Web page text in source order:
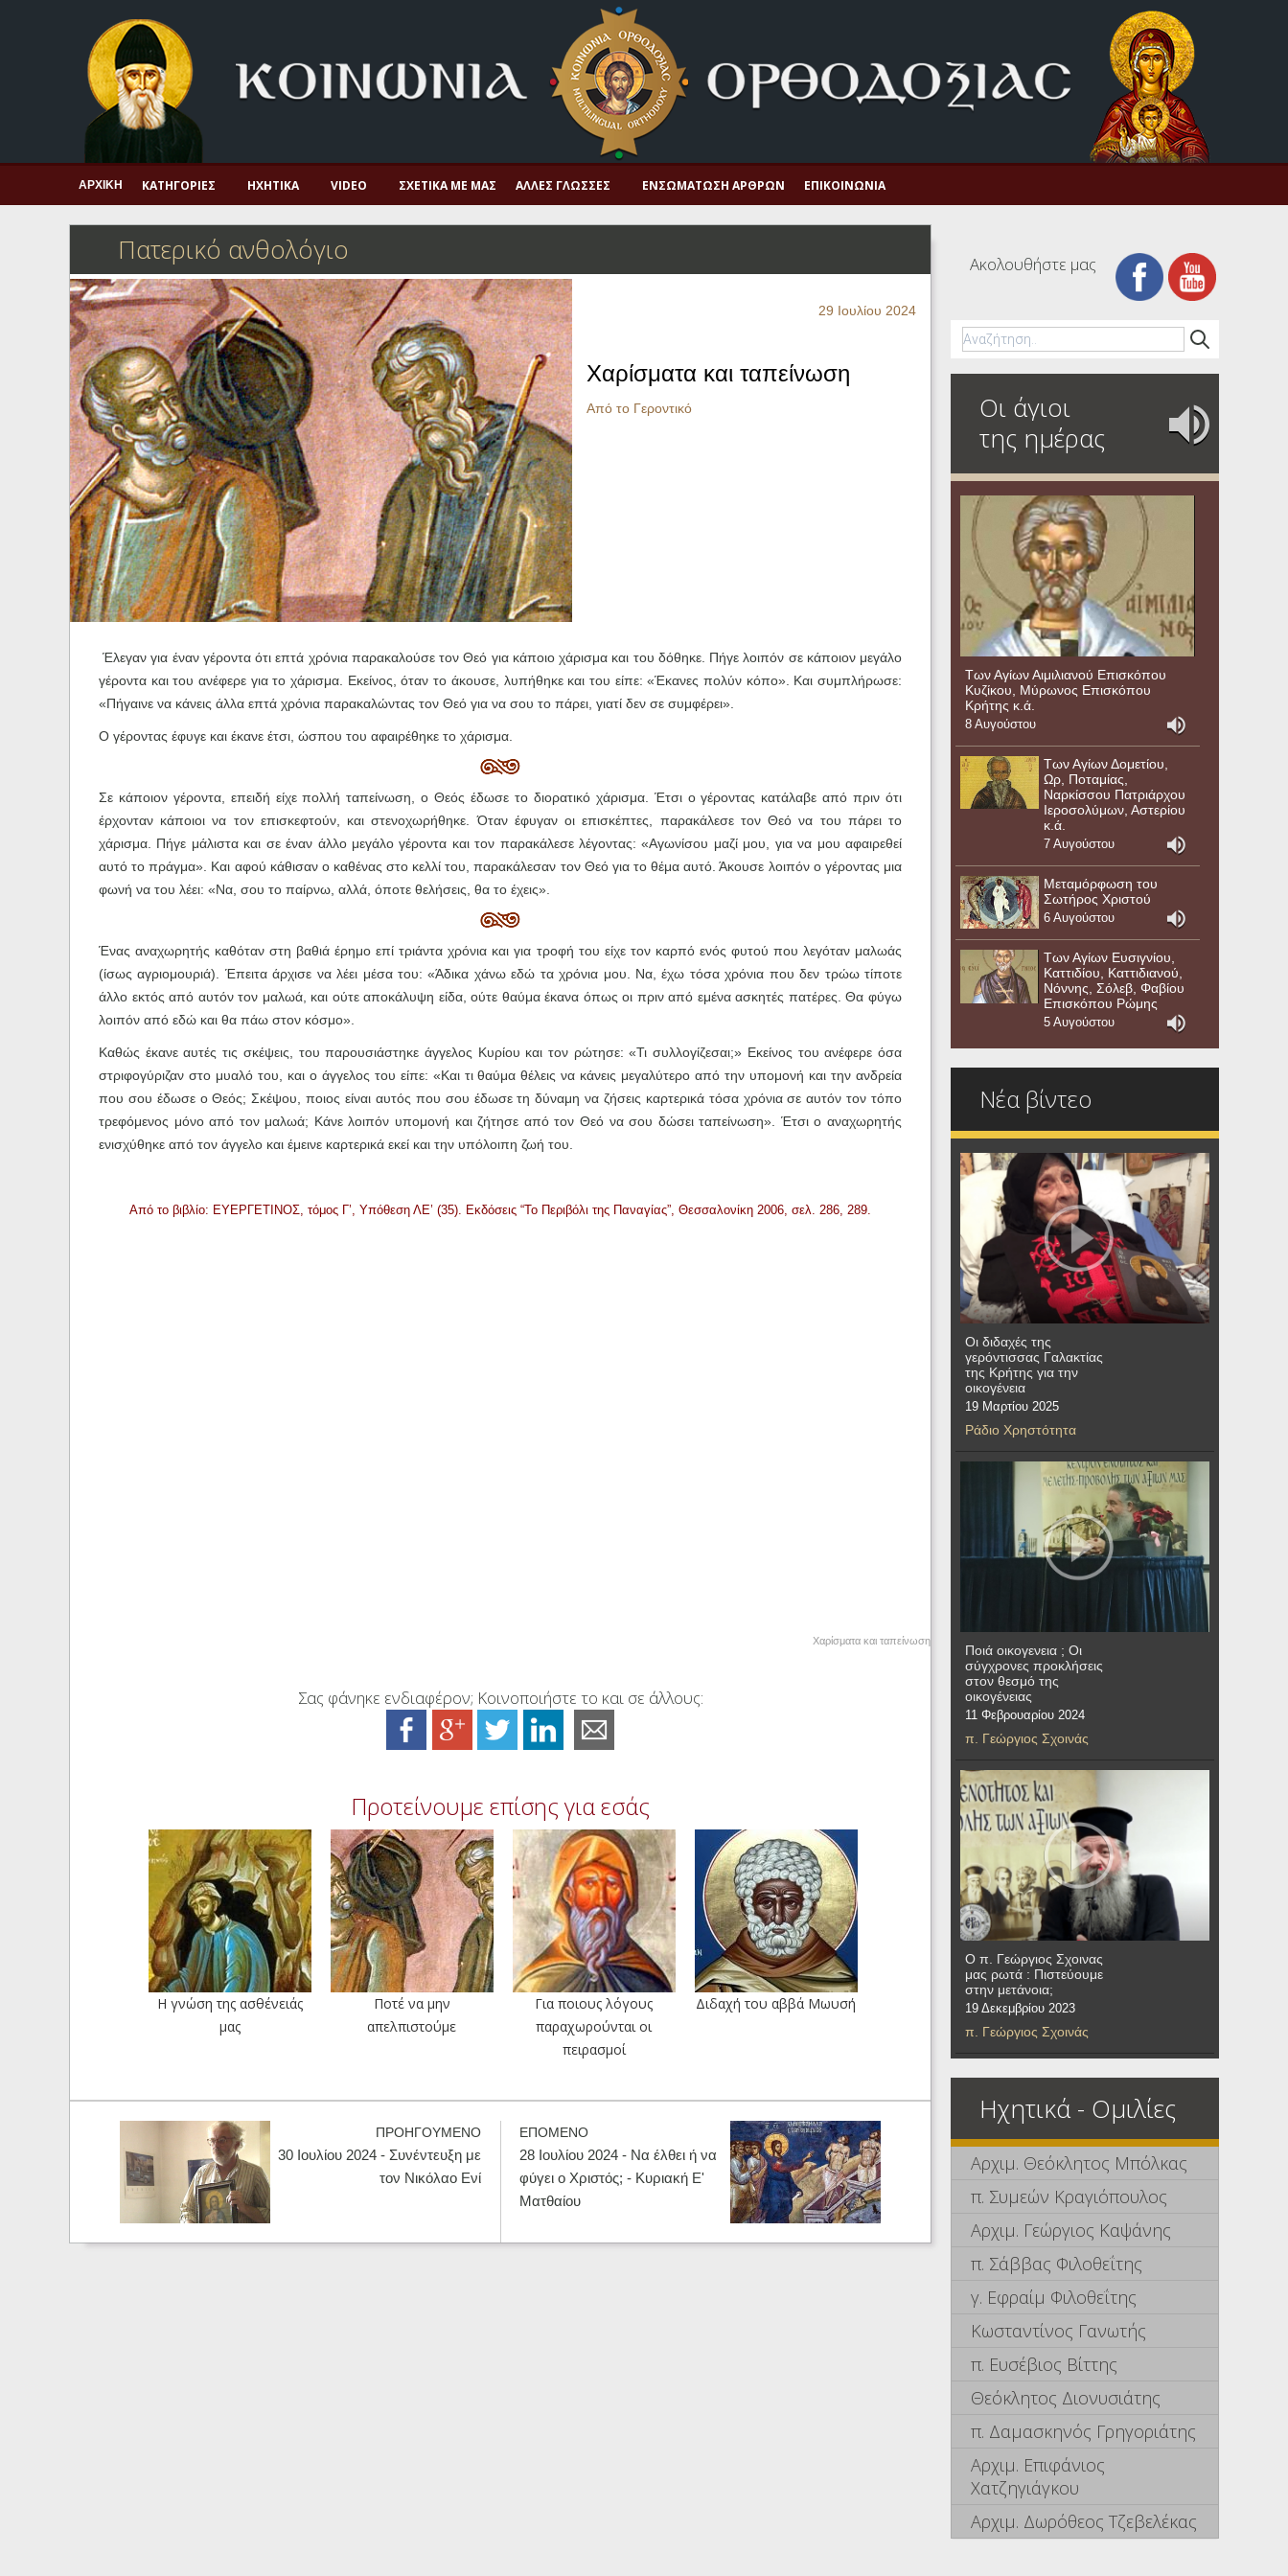
Πνευματική ζωή
Μαρτυρία και διδαχή
Λατρεία και προσευχή
Αγιολόγιο – Εορτολόγιο
Η πίστη στην εποχή μας
Ορθόδοξη οικογένεια
Ορθόδοξο προσκυνητάριο
Σκέψεις-προβληματισμοί
ΑΡΧΙΚΉ ΚΑΤΗΓΟΡΊΕΣ ΗΧΗΤΙΚΆ VIDEO ΣΧΕΤΙΚΆ ΜΕ ΜΑΣ ΆΛΛΕΣ ΓΛΏΣΣΕΣ ΕΝΣΩΜΆΤΩΣΗ ΆΡΘΡΩΝ ΕΠΙΚΟΙΝΩΝΊΑ
Πατερικό ανθολόγιο
29 Ιουλίου 2024
Χαρίσματα και ταπείνωση
Από το Γεροντικό
Έλεγαν για έναν γέροντα ότι επτά χρόνια παρακαλούσε τον Θεό για κάποιο χάρισμα και του δόθηκε. Πήγε λοιπόν σε κάποιον μεγάλο
γέροντα και του ανέφερε για το χάρισμα. Εκείνος, όταν το άκουσε, λυπήθηκε και του είπε: «Έκανες πολύν κόπο». Και συμπλήρωσε:
«Πήγαινε να κάνεις άλλα επτά χρόνια παρακαλώντας τον Θεό για να σου το πάρει, γιατί δεν σε συμφέρει».
Ο γέροντας έφυγε και έκανε έτσι, ώσπου του αφαιρέθηκε το χάρισμα.
Σε κάποιον γέροντα, επειδή είχε πολλή ταπείνωση, ο Θεός έδωσε το διορατικό χάρισμα. Έτσι ο γέροντας κατάλαβε από πριν ότι
έρχονταν κάποιοι να τον επισκεφτούν, και στενοχωρήθηκε. Όταν έφυγαν οι επισκέπτες, παρακάλεσε τον Θεό να του πάρει το
χάρισμα. Πήγε μάλιστα και σε έναν άλλο μεγάλο γέροντα και τον παρακάλεσε λέγοντας: «Αγωνίσου μαζί μου, για να μου αφαιρεθεί
αυτό το πράγμα». Και αφού κάθισαν ο καθένας στο κελλί του, παρακάλεσαν τον Θεό για το θέμα αυτό. Άκουσε λοιπόν ο γέροντας μια
φωνή να του λέει: «Να, σου το παίρνω, αλλά, όποτε θελήσεις, θα το έχεις».
Ένας αναχωρητής καθόταν στη βαθιά έρημο επί τριάντα χρόνια και για τροφή του είχε τον καρπό ενός φυτού που λεγόταν μαλωάς
(ίσως αγριομουριά). Έπειτα άρχισε να λέει μέσα του: «Άδικα χάνω εδώ τα χρόνια μου. Να, έχω τόσα χρόνια που δεν τρώω τίποτε
άλλο εκτός από αυτόν τον μαλωά, και ούτε αποκάλυψη είδα, ούτε θαύμα έκανα όπως οι πριν από εμένα ασκητές πατέρες. Θα φύγω
λοιπόν από εδώ και θα πάω στον κόσμο».
Καθώς έκανε αυτές τις σκέψεις, του παρουσιάστηκε άγγελος Κυρίου και τον ρώτησε: «Τι συλλογίζεσαι;» Εκείνος του ανέφερε όσα
στριφογύριζαν στο μυαλό του, και ο άγγελος του είπε: «Και τι θαύμα θέλεις να κάνεις μεγαλύτερο από την υπομονή και την ανδρεία
που σου έδωσε ο Θεός; Σκέψου, ποιος είναι αυτός που σου έδωσε τη δύναμη να ζήσεις καρτερικά τόσα χρόνια σε αυτόν τον τόπο
τρεφόμενος μόνο από τον μαλωά; Κάνε λοιπόν υπομονή και ζήτησε από τον Θεό να σου δώσει ταπείνωση». Έτσι ο αναχωρητής
ενισχύθηκε από τον άγγελο και έμεινε καρτερικά εκεί και την υπόλοιπη ζωή του.
Από το βιβλίο: ΕΥΕΡΓΕΤΙΝΟΣ, τόμος Γ’, Υπόθεση ΛΕ’ (35). Εκδόσεις “Το Περιβόλι της Παναγίας”, Θεσσαλονίκη 2006, σελ. 286, 289.
Χαρίσματα και ταπείνωση
Σας φάνηκε ενδιαφέρον; Κοινοποιήστε το και σε άλλους:
Προτείνουμε επίσης για εσάς
Η γνώση της ασθένειάς
μας
Ποτέ να μην
απελπιστούμε
Για ποιους λόγους
παραχωρούνται οι
πειρασμοί
Διδαχή του αββά Μωυσή
ΠΡΟΗΓΟΥΜΕΝΟ
30 Ιουλίου 2024 - Συνέντευξη με
τον Νικόλαο Ενί
ΕΠΟΜΕΝΟ
28 Ιουλίου 2024 - Να έλθει ή να
φύγει ο Χριστός; - Κυριακή Ε'
Ματθαίου
Ακολουθήστε μας
Οι άγιοι
της ημέρας
Των Αγίων Αιμιλιανού Επισκόπου
Κυζίκου, Μύρωνος Επισκόπου
Κρήτης κ.ά.
8 Αυγούστου
Των Αγίων Δομετίου,
Ωρ, Ποταμίας,
Ναρκίσσου Πατριάρχου
Ιεροσολύμων, Αστερίου
κ.ά.
7 Αυγούστου
Μεταμόρφωση του
Σωτήρος Χριστού
6 Αυγούστου
Των Αγίων Ευσιγνίου,
Καττιδίου, Καττιδιανού,
Νόννης, Σόλεβ, Φαβίου
Επισκόπου Ρώμης
5 Αυγούστου
Νέα βίντεο
Οι διδαχές της
γερόντισσας Γαλακτίας
της Κρήτης για την
οικογένεια
19 Μαρτίου 2025
Ράδιο Χρηστότητα
Ποιά οικογενεια ; Οι
σύγχρονες προκλήσεις
στον θεσμό της
οικογένειας
11 Φεβρουαρίου 2024
π. Γεώργιος Σχοινάς
Ο π. Γεώργιος Σχοινας
μας ρωτά : Πιστεύουμε
στην μετάνοια;
19 Δεκεμβρίου 2023
π. Γεώργιος Σχοινάς
Ηχητικά - Ομιλίες
Αρχιμ. Θεόκλητος Μπόλκας
π. Συμεών Κραγιόπουλος
Αρχιμ. Γεώργιος Καψάνης
π. Σάββας Φιλοθεΐτης
γ. Εφραίμ Φιλοθεΐτης
Κωσταντίνος Γανωτής
π. Ευσέβιος Βίττης
Θεόκλητος Διονυσιάτης
π. Δαμασκηνός Γρηγοριάτης
Αρχιμ. Επιφάνιος
Χατζηγιάγκου
Αρχιμ. Δωρόθεος Τζεβελέκας